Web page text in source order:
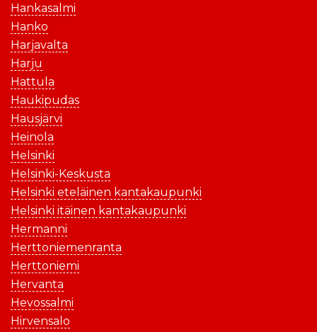
Hankasalmi
Hanko
Harjavalta
Harju
Hattula
Haukipudas
Hausjärvi
Heinola
Helsinki
Helsinki-Keskusta
Helsinki eteläinen kantakaupunki
Helsinki itäinen kantakaupunki
Hermanni
Herttoniemenranta
Herttoniemi
Hervanta
Hevossalmi
Hirvensalo